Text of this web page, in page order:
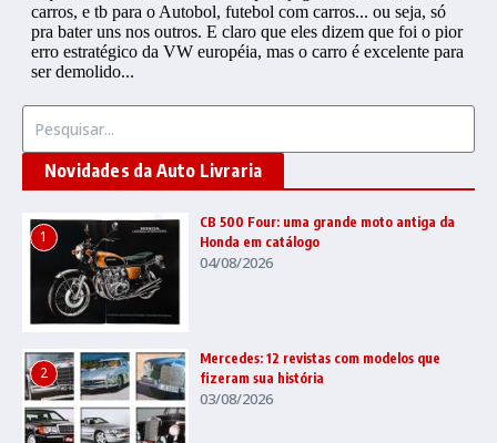
Novidades da Auto Livraria
1
CB 500 Four: uma grande moto antiga da
Honda em catálogo
04/08/2026
2
Mercedes: 12 revistas com modelos que
fizeram sua história
03/08/2026